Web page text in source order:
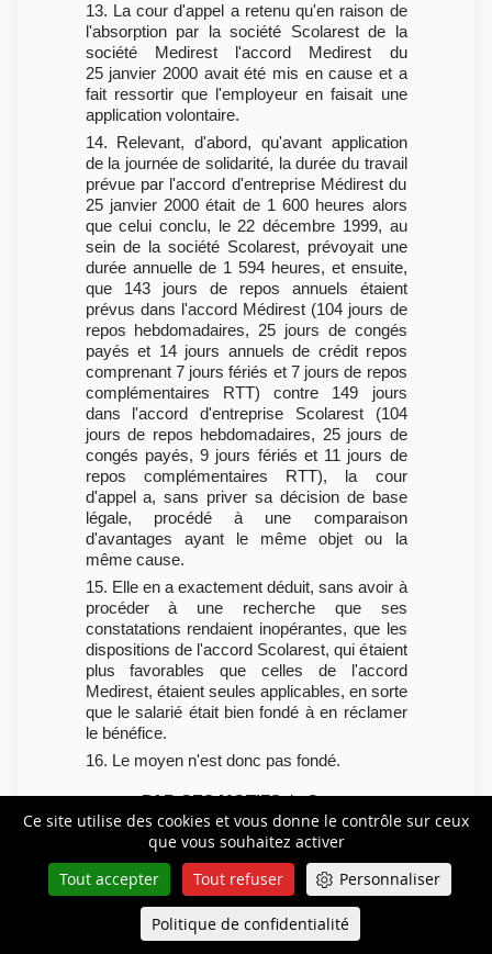
Ce site utilise des cookies et vous donne le contrôle sur ceux
que vous souhaitez activer
Tout accepter
Tout refuser Personnaliser
Politique de confidentialité
13. La cour d'appel a retenu qu'en raison de
l'absorption par la société Scolarest de la
société Medirest l'accord Medirest du
25 janvier 2000 avait été mis en cause et a
fait ressortir que l'employeur en faisait une
application volontaire.
14. Relevant, d'abord, qu'avant application
de la journée de solidarité, la durée du travail
prévue par l'accord d'entreprise Médirest du
25 janvier 2000 était de 1 600 heures alors
que celui conclu, le 22 décembre 1999, au
sein de la société Scolarest, prévoyait une
durée annuelle de 1 594 heures, et ensuite,
que 143 jours de repos annuels étaient
prévus dans l'accord Médirest (104 jours de
repos hebdomadaires, 25 jours de congés
payés et 14 jours annuels de crédit repos
comprenant 7 jours fériés et 7 jours de repos
complémentaires RTT) contre 149 jours
dans l'accord d'entreprise Scolarest (104
jours de repos hebdomadaires, 25 jours de
congés payés, 9 jours fériés et 11 jours de
repos complémentaires RTT), la cour
d'appel a, sans priver sa décision de base
légale, procédé à une comparaison
d'avantages ayant le même objet ou la
même cause.
15. Elle en a exactement déduit, sans avoir à
procéder à une recherche que ses
constatations rendaient inopérantes, que les
dispositions de l'accord Scolarest, qui étaient
plus favorables que celles de l'accord
Medirest, étaient seules applicables, en sorte
que le salarié était bien fondé à en réclamer
le bénéfice.
16. Le moyen n'est donc pas fondé.
PAR CES MOTIFS, la Cour :
REJETTE le pourvoi.
- Président : M. Cathala - Rapporteur :
Mme Mariette - Avocat général :
Mme Rémery - Avocat(s) : SCP Célice,
Queue-Fair